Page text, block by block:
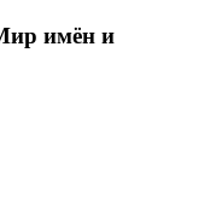
имён и